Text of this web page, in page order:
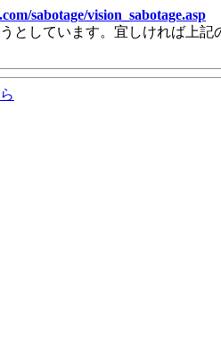
sabotage/vision_sabotage.asp
としています。宜しければ上